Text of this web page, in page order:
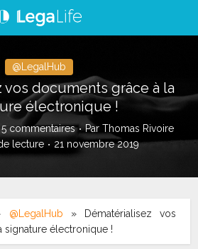
@LegalHub
vos documents grâce à la
électronique !
5 commentaires Par Thomas Rivoire
lecture
21 novembre 2019
@LegalHub »
Dématérialisez vos
signature électronique !